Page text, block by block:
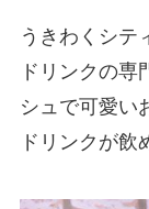
うきわくシテ
ドリンクの専
シュで可愛い
ドリンクが飲